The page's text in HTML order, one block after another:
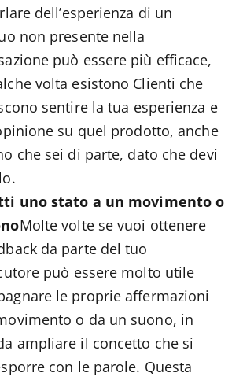
dell’esperienza di un
non presente nella
può essere più efficace,
volta esistono Clienti che
sentire la tua esperienza e
su quel prodotto, anche
che sei di parte, dato che devi
uno stato a un movimento o
Molte volte se vuoi ottenere
da parte del tuo
può essere molto utile
le proprie affermazioni
o da un suono, in
ampliare il concetto che si
con le parole. Questa